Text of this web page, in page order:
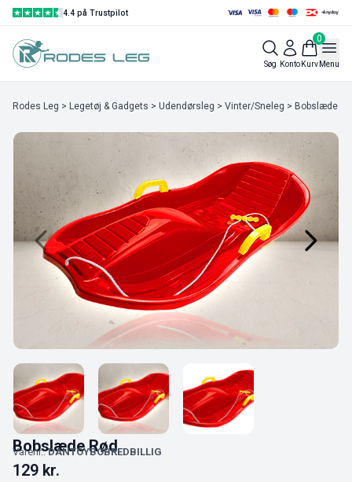
4.4 på Trustpilot
Søg Konto
0
KurvMenu
Rodes Leg > Legetøj & Gadgets > Udendørsleg > Vinter/Sneleg > Bobslæde
Bobslæde Rød
Varenr.:DANTOYBOBREDBILLIG
129 kr.